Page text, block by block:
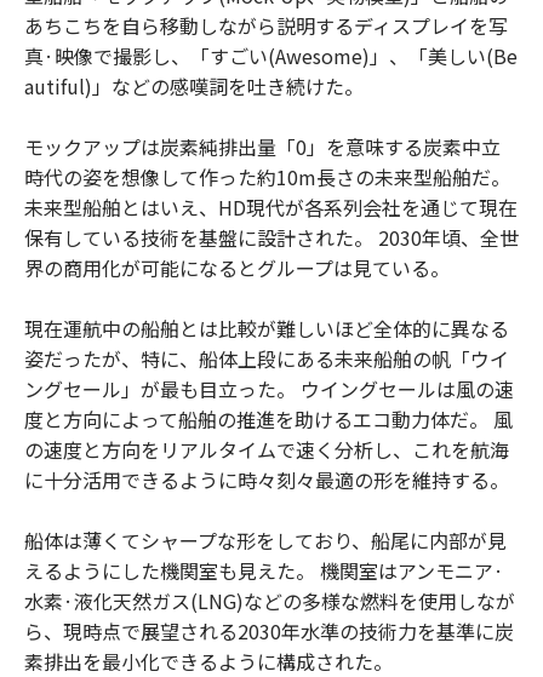
あちこちを自ら移動しながら説明するディスプレイを写
真·映像で撮影し、「すごい(Awesome)」、「美しい(Be
autiful)」などの感嘆詞を吐き続けた。
モックアップは炭素純排出量「0」を意味する炭素中立
時代の姿を想像して作った約10m長さの未来型船舶だ。
未来型船舶とはいえ、HD現代が各系列会社を通じて現在
保有している技術を基盤に設計された。 2030年頃、全世
界の商用化が可能になるとグループは見ている。
現在運航中の船舶とは比較が難しいほど全体的に異なる
姿だったが、特に、船体上段にある未来船舶の帆「ウイ
ングセール」が最も目立った。 ウイングセールは風の速
度と方向によって船舶の推進を助けるエコ動力体だ。 風
の速度と方向をリアルタイムで速く分析し、これを航海
に十分活用できるように時々刻々最適の形を維持する。
船体は薄くてシャープな形をしており、船尾に内部が見
えるようにした機関室も見えた。 機関室はアンモニア·
水素·液化天然ガス(LNG)などの多様な燃料を使用しなが
ら、現時点で展望される2030年水準の技術力を基準に炭
素排出を最小化できるように構成された。